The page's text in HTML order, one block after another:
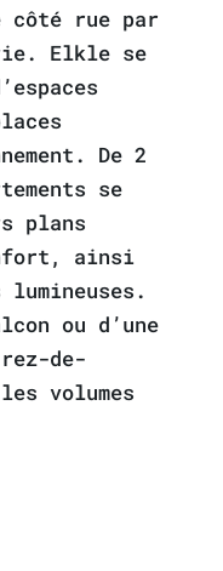
côté rue par
Elkle se
De 2
se
plans
ainsi
ou d’une
de-
volumes